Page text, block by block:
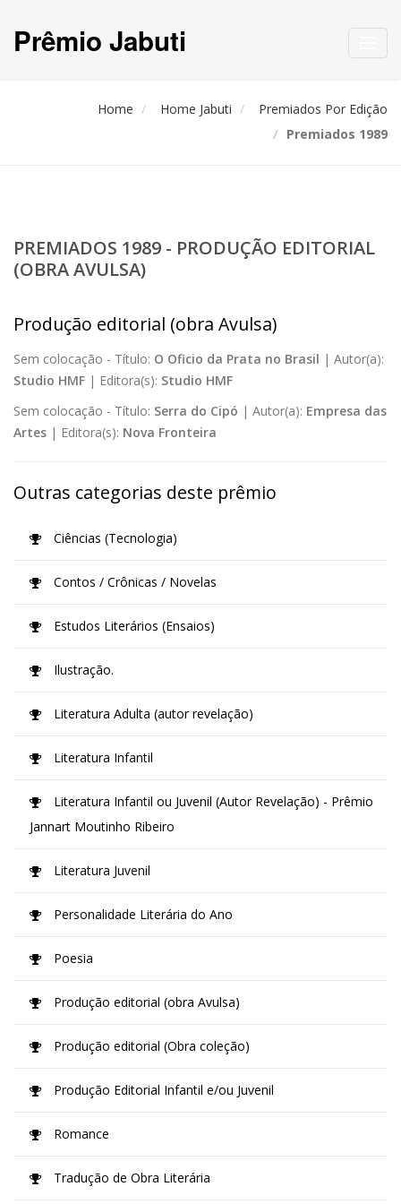
Prêmio Jabuti
Home Home Jabuti
Premiados Por Edição
Premiados 1989
PREMIADOS 1989 - PRODUÇÃO EDITORIAL
(OBRA AVULSA)
Produção editorial (obra Avulsa)
Sem colocação - Título: O Oficio da Prata no Brasil | Autor(a):
Studio HMF | Editora(s): Studio HMF
Sem colocação - Título: Serra do Cipó | Autor(a): Empresa das
Artes | Editora(s): Nova Fronteira
Outras categorias deste prêmio
Ciências (Tecnologia)
Contos / Crônicas / Novelas
Estudos Literários (Ensaios)
Ilustração.
Literatura Adulta (autor revelação)
Literatura Infantil
Literatura Infantil ou Juvenil (Autor Revelação) - Prêmio
Jannart Moutinho Ribeiro
Literatura Juvenil
Personalidade Literária do Ano
Poesia
Produção editorial (obra Avulsa)
Produção editorial (Obra coleção)
Produção Editorial Infantil e/ou Juvenil
Romance
Tradução de Obra Literária